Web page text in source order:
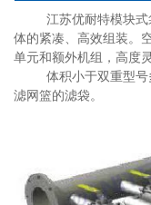
江苏优耐特模块式袋
体的紧凑、高效组装。
单元和额外机组，高度
体积小于双重型号多
滤网篮的滤袋。